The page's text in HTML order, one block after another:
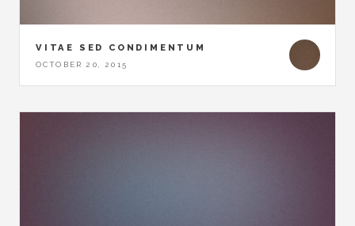
VITAE SED CONDIMENTUM
OCTOBER 20, 2015